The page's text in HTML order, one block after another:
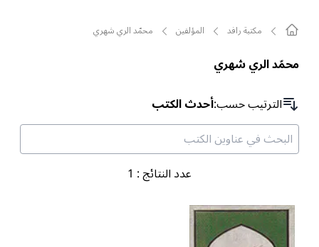
مکتبة رافد المؤلفين محمّد الري شهري
محمّد الري شهري
الترتیب حسب:أحدث الكتب
عدد النتائج:
1